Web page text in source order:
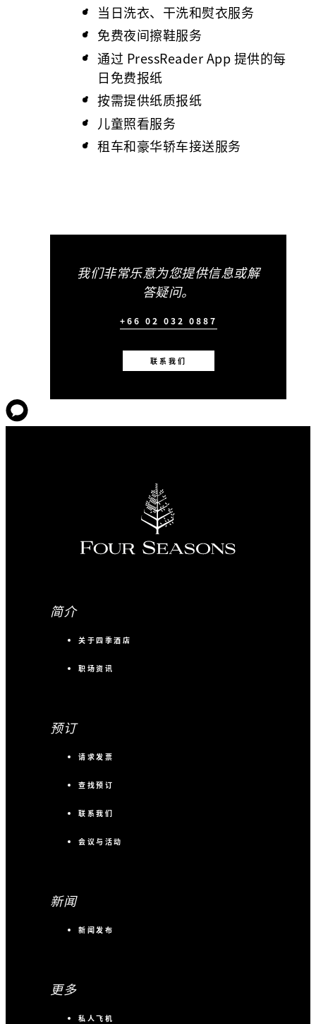
当日洗衣、干洗和熨衣服务
免费夜间擦鞋服务
通过 PressReader App 提供的每
日免费报纸
按需提供纸质报纸
儿童照看服务
租车和豪华轿车接送服务
我们非常乐意为您提供信息或解
答疑问。
+66 02 032 0887
联系我们
简介
关于四季酒店
职场资讯
预订
请求发票
查找预订
联系我们
会议与活动
新闻
新闻发布
更多
私人飞机